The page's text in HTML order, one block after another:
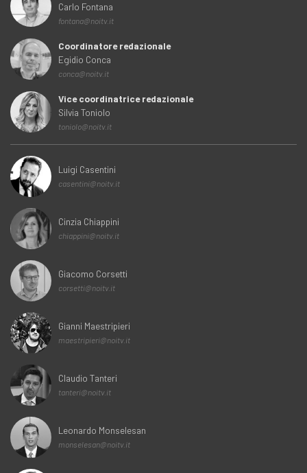
Carlo Fontana
fontana@noitv.it
Coordinatore redazionale
Egidio Conca
conca@noitv.it
Vice coordinatrice redazionale
Silvia Toniolo
toniolo@noitv.it
Luigi Casentini
casentini@noitv.it
Cinzia Chiappini
chiappini@noitv.it
Giacomo Corsetti
corsetti@noitv.it
Gianni Maestripieri
maestripieri@noitv.it
Claudio Tanteri
tanteri@noitv.it
Leonardo Monselesan
monselesan@noitv.it